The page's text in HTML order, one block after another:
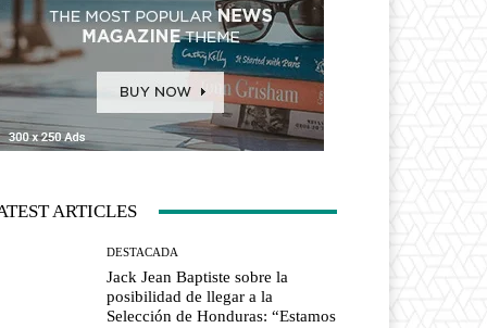
ARTICLES
DESTACADA
Jack Jean Baptiste sobre la
posibilidad de llegar a la
Selección de Honduras: “Estamos